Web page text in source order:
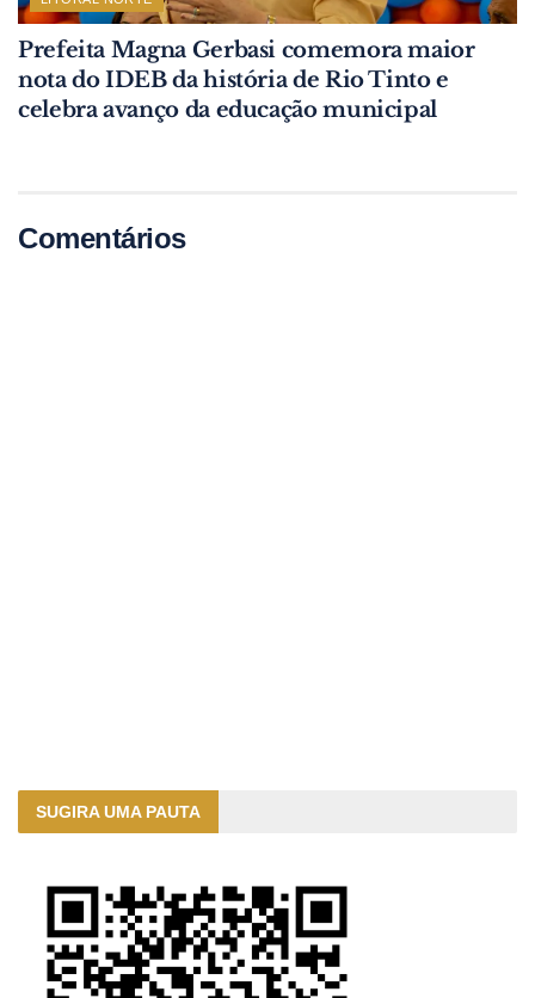
Prefeita Magna Gerbasi comemora maior
nota do IDEB da história de Rio Tinto e
celebra avanço da educação municipal
Comentários
SUGIRA UMA PAUTA